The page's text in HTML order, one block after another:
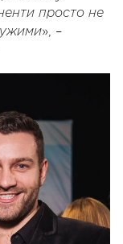
просто не
», –